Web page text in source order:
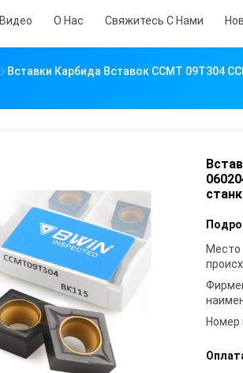
Видео О Нас Свяжитесь С Нами
Вставки Карбида Вставок CCMT 09T304
Место
Номер